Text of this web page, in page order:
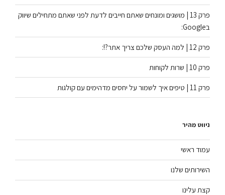
פרק 13 | מושגים ומונחים שאתם חייבים לדעת לפני שאתם מתחילים שיווק
בGoogle:
פרק 12 | למה העסק שלכם צריך אתר?!:
פרק 10 | שרות לקוחות
פרק 11 | טיפים איך לשמור על יחסים מדהימים עם קולגות
ניווט מהיר
עמוד ראשי
השירותים שלנו
קצת עלינו